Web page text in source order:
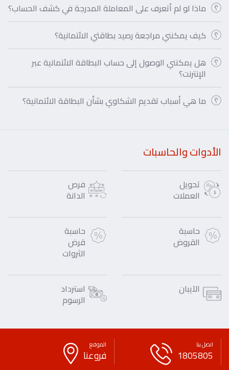
ماذا لو لم أتعرف على المعاملة المدرجة في كشف الحساب؟
كيف يمكنني مراجعة رصيد بطاقتي الائتمانية؟
هل يمكنني الوصول إلى حساب البطاقة الائتمانية عبر
الإنترنت؟
ما هي أسباب تقديم الشكاوي بشأن البطاقة الائتمانية؟
الأدوات والحاسبات
تحويل
العملات
فرص
الدانة
حاسبة
القروض
حاسبة
قرض
الثروات
الآيبان استرداد
الرسوم
اتصل بنا
1805805
الموقع
فروعنا